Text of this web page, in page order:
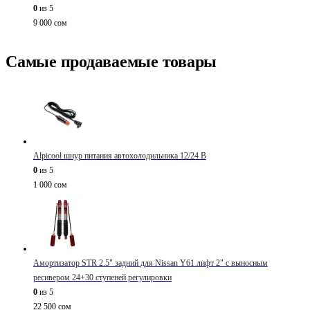
0 из 5
9 000 сом
Самые продаваемые товары
Alpicool шнур питания автохолодильника 12/24 В
0 из 5
1 000 сом
Амортизатор STR 2.5" задний для Nissan Y61 лифт 2" с выносным
ресивером 24+30 ступеней регулировки
0 из 5
22 500 сом